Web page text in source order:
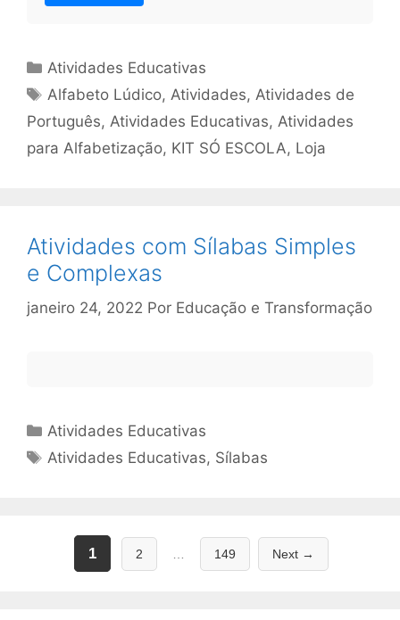
Categorias
Atividades Educativas
Tags
Alfabeto Lúdico,Atividades,Atividades de
Português, Atividades Educativas, Atividades
para Alfabetização, KIT SÓ ESCOLA, Loja
Atividades com Sílabas Simples
e Complexas
janeiro 24, 2022 Por Educação e Transformação
Categorias
Atividades Educativas
Tags
Atividades Educativas, Sílabas
Page
1 Page
2 Page
149 Next →